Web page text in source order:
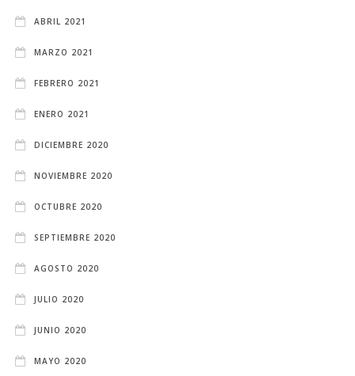
ABRIL 2021
MARZO 2021
FEBRERO 2021
ENERO 2021
DICIEMBRE 2020
NOVIEMBRE 2020
OCTUBRE 2020
SEPTIEMBRE 2020
AGOSTO 2020
JULIO 2020
JUNIO 2020
MAYO 2020